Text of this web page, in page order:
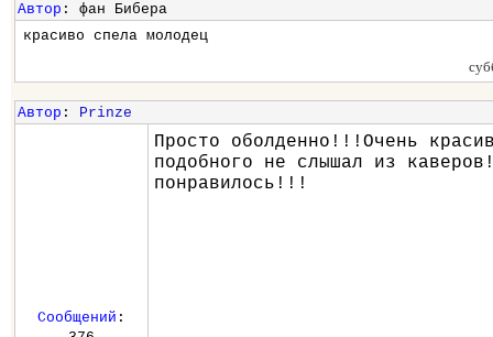
Автор : фан Бибера
красиво спела молодец
Автор : Prinze
Просто оболденно!!!Очень
подобного не слышал из
понравилось!!!
Сообщений :